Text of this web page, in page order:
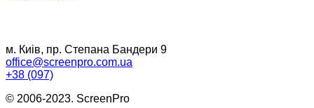
м. Киiв, пр. Степана Бандери 9
office@screenpro.com.ua
+38 (097)
© 2006-2023. ScreenPro